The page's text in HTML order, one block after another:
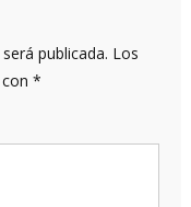
publicada. Los
*